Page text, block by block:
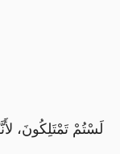
لَسْتُمْ تَمْتَلِكُونَ،